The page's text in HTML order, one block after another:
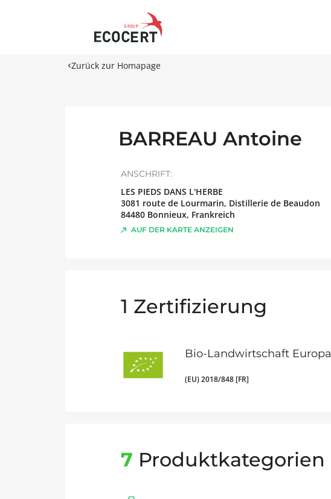
Zurück zur Homapage
BARREAU Antoine
ANSCHRIFT:
LES PIEDS DANS L'HERBE
3081 route de Lourmarin, Distillerie de Beaudon
84480 Bonnieux, Frankreich
AUF DER KARTE ANZEIGEN
1 Zertifizierung
Bio-Landwirtschaft Europa
(EU) 2018/848 [FR]
7 Produktkategorien